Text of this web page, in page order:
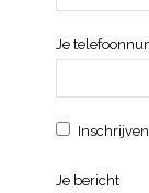
Je
Je bericht